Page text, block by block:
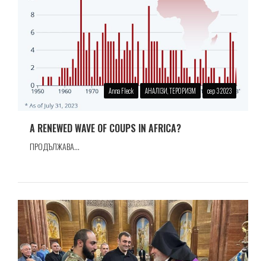
Anna Fleck АНАЛІЗИ, ТЕРОРИЗМ сер 3 2023
A RENEWED WAVE OF COUPS IN AFRICA?
ПРОДЪЛЖАВА...